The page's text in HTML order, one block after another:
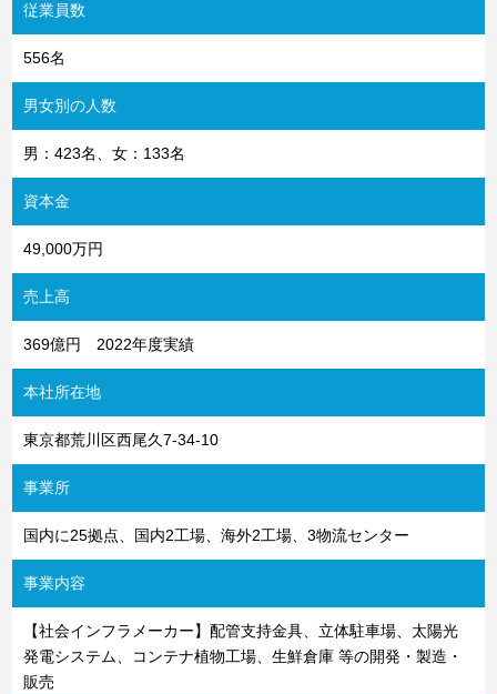
従業員数
556名
男女別の人数
男：423名、女：133名
資本金
49,000万円
売上高
369億円 2022年度実績
本社所在地
東京都荒川区西尾久7-34-10
事業所
国内に25拠点、国内2工場、海外2工場、3物流センター
事業内容
【社会インフラメーカー】配管支持金具、立体駐車場、太陽光
発電システム、コンテナ植物工場、生鮮倉庫 等の開発・製造・
販売